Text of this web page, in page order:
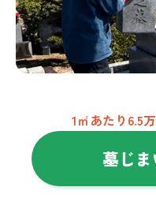
1㎡あたり6.5
墓じま